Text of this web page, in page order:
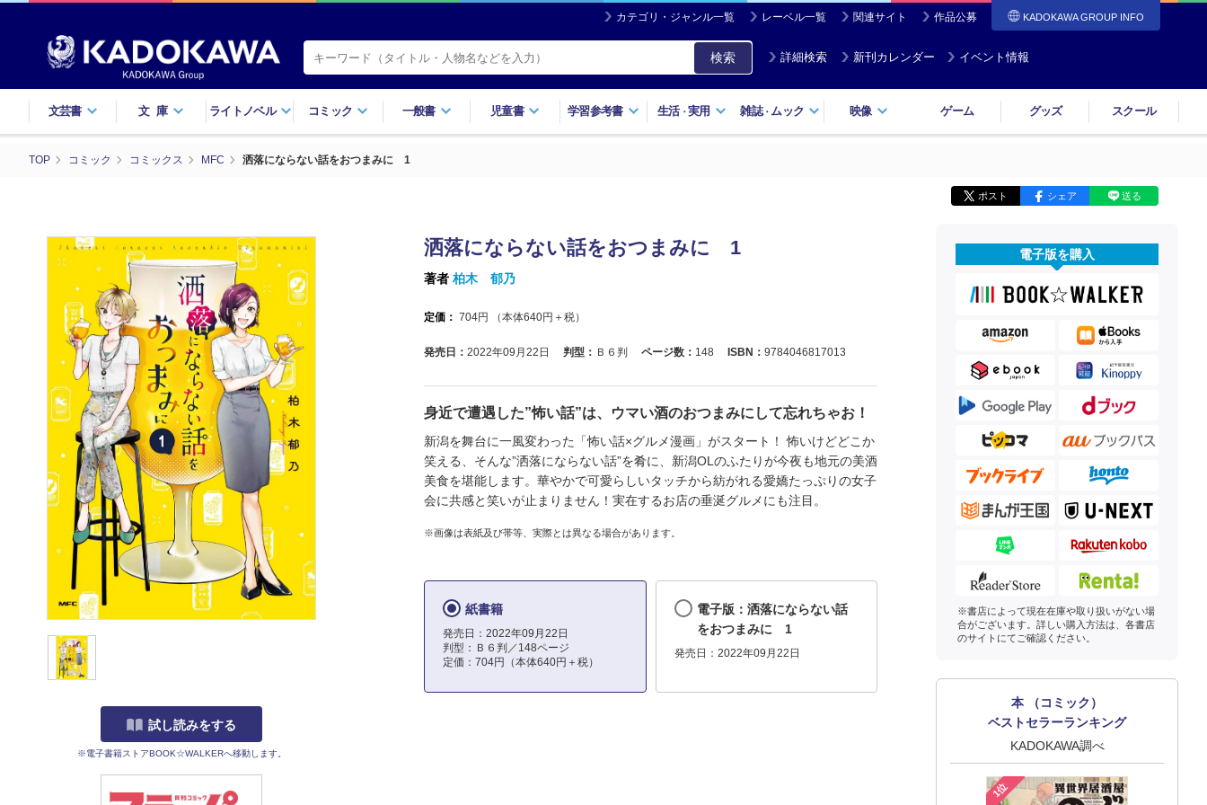
カテゴリ・ジャンル一覧 レーベル一覧 関連サイト 作品公募 KADOKAWA GROUP INFO
検索 詳細検索 新刊カレンダー イベント情報
文芸書 文庫 ライトノベル コミック 一般書 児童書 学習参考書 生活・実用 雑誌・ ムック 映像 ゲーム グッズ スクール
TOP コミック コミックス MFC 洒落にならない話をおつまみに 1
ポスト シェア 送る
試し読みをする
※電子書籍ストアBOOK☆WALKERへ移動します。
洒落にならない話をおつまみに 1
著者 柏木 郁乃
定価： 704円 （本体640円＋税）
発売日： 2022年09月22日 判型： Ｂ６判 ページ数： 148 ISBN： 9784046817013
身近で遭遇した”怖い話”は、ウマい酒のおつまみにして忘れちゃお！
新潟を舞台に一風変わった「怖い話×グルメ漫画」がスタート！ 怖いけどどこか
笑える、そんな”洒落にならない話”を肴に、新潟OLのふたりが今夜も地元の美酒
美食を堪能します。華やかで可愛らしいタッチから紡がれる愛嬌たっぷりの女子
会に共感と笑いが止まりません！実在するお店の垂涎グルメにも注目。
※画像は表紙及び帯等、実際とは異なる場合があります。
紙書籍
発売日：2022年09月22日
判型：Ｂ６判／148ページ
定価：704円（本体640円＋税）
電子版：洒落にならない話
をおつまみに 1
発売日：2022年09月22日
電子版を購入
※書店によって現在在庫や取り扱いがない場
合がございます。詳しい購入方法は、各書店
のサイトにてご確認ください。
本 （コミック）
ベストセラーランキング
KADOKAWA調べ
1位